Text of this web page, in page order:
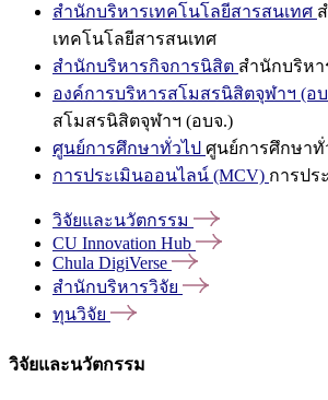
สำนักบริหารเทคโนโลยีสารสนเทศ
เทคโนโลยีสารสนเทศ
สำนักบริหารกิจการนิสิต สำนักบริห
องค์การบริหารสโมสรนิสิตจุฬาฯ (อ
สโมสรนิสิตจุฬาฯ (อบจ.)
ศูนย์การศึกษาทั่วไป ศูนย์การศึกษาทั่
การประเมินออนไลน์ (MCV) การปร
วิจัยและนวัตกรรม
CU Innovation Hub
Chula DigiVerse
สำนักบริหารวิจัย
ทุนวิจัย
วิจัยและนวัตกรรม